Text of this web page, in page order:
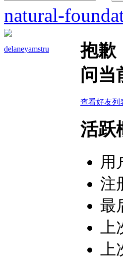
natural-
delaneyamstru
抱歉
问当
查看好友列
活跃
用
注
最
上
上